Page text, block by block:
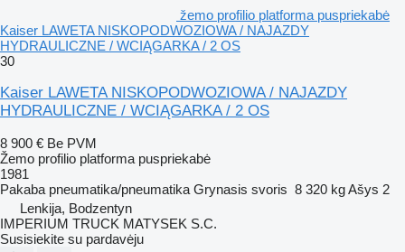
žemo profilio platforma puspriekabė
Kaiser LAWETA NISKOPODWOZIOWA / NAJAZDY
HYDRAULICZNE / WCIĄGARKA / 2 OS
30
Kaiser LAWETA NISKOPODWOZIOWA / NAJAZDY
HYDRAULICZNE / WCIĄGARKA / 2 OS
8 900 € Be PVM
Žemo profilio platforma puspriekabė
1981
Pakaba pneumatika/pneumatika Grynasis svoris 8 320 kgAšys 2
Lenkija, Bodzentyn
IMPERIUM TRUCK MATYSEK S.C.
Susisiekite su pardavėju